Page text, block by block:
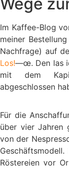
Im Kaffee-Blog
meiner
Nachfrage) auf
Los!—œ. Den las
mit dem
abgeschlossen
Für die
über vier Jahren
von der
Röstereien vor